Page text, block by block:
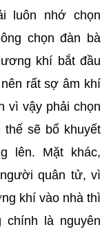
luôn nhớ chọn
chọn đàn bà
khí bắt đầu
rất sợ âm khí
vì vậy phải chọn
sẽ bổ khuyết
lên. Mặt khác,
quân tử, vì
khí vào nhà thì
là nguyên